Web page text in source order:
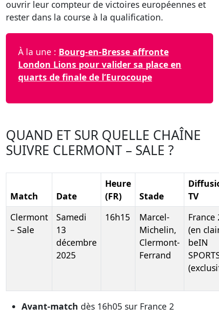
ouvrir leur compteur de victoires européennes et
rester dans la course à la qualification.
À la une : Bourg-en-Bresse affronte
London Lions pour valider sa place en
quarts de finale de l’Eurocoupe
QUAND ET SUR QUELLE CHAÎNE
SUIVRE CLERMONT – SALE ?
Match Date
Heure
(FR)
Stade
TV
Clermont
– Sale
Samedi
13
décembre
2025
16h15
Marcel-
Michelin,
Clermont-
Ferrand
France
(en
beIN
Avant-match dès 16h05 sur France 2